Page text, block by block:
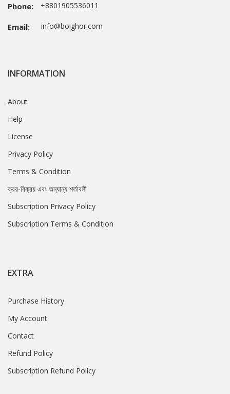
Phone: +8801905536011
Email: info@boighor.com
INFORMATION
About
Help
License
Privacy Policy
Terms & Condition
ক্রয়-বিক্রয় এবং অন্যান্য শর্তাবলী
Subscription Privacy Policy
Subscription Terms & Condition
EXTRA
Purchase History
My Account
Contact
Refund Policy
Subscription Refund Policy